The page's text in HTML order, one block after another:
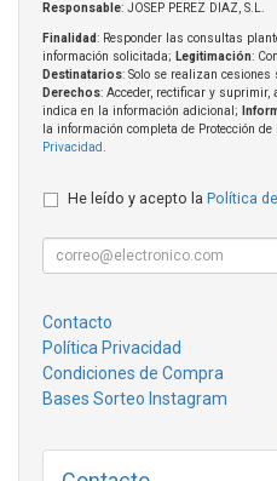
Responsable: JOSEP PEREZ DIAZ, S.L.
Finalidad: Responder las consultas
información solicitada; Legitimación:
Destinatarios: Solo se realizan
Derechos: Acceder, rectificar y suprimir,
indica en la información adicional;
la información completa de Protección
Privacidad
He leído y acepto la Política
Contacto
Política Privacidad
Condiciones de Compra
Bases Sorteo Instagram